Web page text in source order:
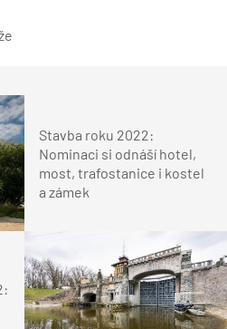
Stavba roku 2022:
Nominaci si odnáší hotel,
most, trafostanice i kostel
a zámek